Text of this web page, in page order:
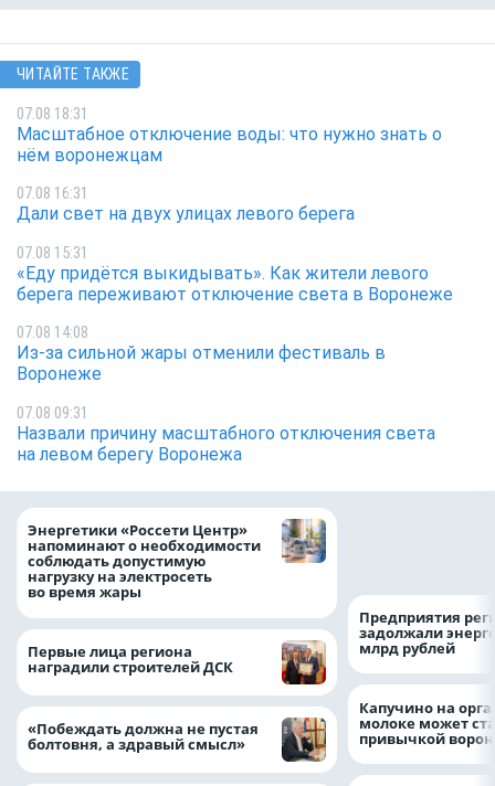
ЧИТАЙТЕ ТАКЖЕ
07.08 18:31
Масштабное отключение воды: что нужно знать о
нём воронежцам
07.08 16:31
Дали свет на двух улицах левого берега
07.08 15:31
«Еду придётся выкидывать». Как жители левого
берега переживают отключение света в Воронеже
07.08 14:08
Из-за сильной жары отменили фестиваль в
Воронеже
07.08 09:31
Назвали причину масштабного отключения света
на левом берегу Воронежа
Энергетики «Россети Центр»
напоминают о необходимости
соблюдать допустимую
нагрузку на электросеть
во время жары
Первые лица региона
наградили строителей ДСК
«Побеждать должна не пустая
болтовня, а здравый смысл»
Предприятия
задолжали
млрд рублей
Капучино на
молоке может
привычкой